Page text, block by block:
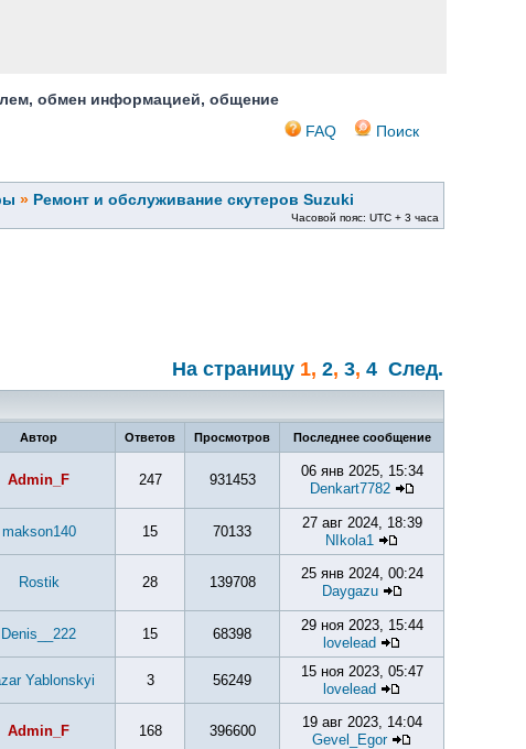
обмен информацией, общение
FAQ Поиск
» Ремонт и обслуживание скутеров Suzuki
Часовой пояс: UTC + 3 часа
На страницу 1, 2, 3, 4 След.
Автор Ответов Просмотров Последнее сообщение
Admin_F 247 931453
06 янв 2025, 15:34
Denkart7782
makson140 15 70133
27 авг 2024, 18:39
NIkola1
Rostik 28 139708
25 янв 2024, 00:24
Daygazu
Denis__222 15 68398
29 ноя 2023, 15:44
lovelead
Yablonskyi 3 56249
15 ноя 2023, 05:47
lovelead
Admin_F 168 396600
19 авг 2023, 14:04
Gevel_Egor